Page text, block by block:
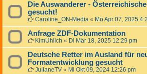
Die Auswanderer -
gesucht!
Caroline_ON-Media « Mo Apr 07, 2025
Anfrage ZDF-Dokumentation
KimUhlich « Di Mär 18, 2025 12:29 pm
Deutsche Retter im Ausland für
Formatentwicklung gesucht
JulianeTV « Mi Okt 09, 2024 12:26 pm